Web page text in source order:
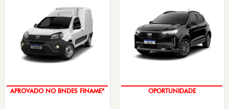
APROVADO NO BNDES FINAME* OPORTUNIDADE